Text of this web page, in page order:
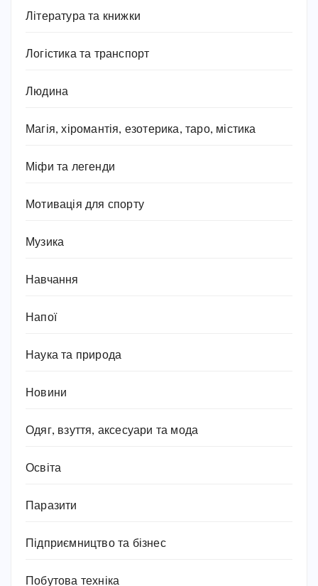
Література та книжки
Логістика та транспорт
Людина
Магія, хіромантія, езотерика, таро, містика
Міфи та легенди
Мотивація для спорту
Музика
Навчання
Напої
Наука та природа
Новини
Одяг, взуття, аксесуари та мода
Освіта
Паразити
Підприємництво та бізнес
Побутова техніка